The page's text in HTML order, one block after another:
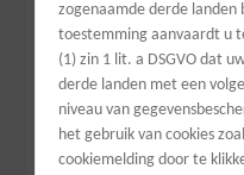
Hier kunt u zich
nieuwsbrief, blijf op de
producten en
zogenaamde derde
toestemming aanvaardt u
(1) zin 1 lit. a DSGVO dat
derde landen met een
niveau van
het gebruik van cookies
cookiemelding door te